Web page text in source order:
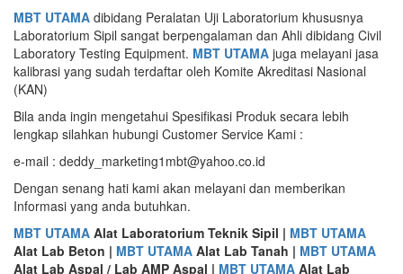
MBT UTAMA dibidang Peralatan Uji Laboratorium khususnya
Laboratorium Sipil sangat berpengalaman dan Ahli dibidang Civil
Laboratory Testing Equipment. MBT UTAMA juga melayani jasa
kalibrasi yang sudah terdaftar oleh Komite Akreditasi Nasional
(KAN)
Bila anda ingin mengetahui Spesifikasi Produk secara lebih
lengkap silahkan hubungi Customer Service Kami :
e-mail : deddy_marketing1mbt@yahoo.co.id
Dengan senang hati kami akan melayani dan memberikan
Informasi yang anda butuhkan.
MBT UTAMA Alat Laboratorium Teknik Sipil | MBT UTAMA
Alat Lab Beton | MBT UTAMA Alat Lab Tanah | MBT UTAMA
Alat Lab Aspal / Lab AMP Aspal | MBT UTAMA Alat Lab